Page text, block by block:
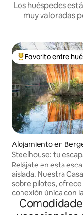
Los huéspedes
muy valoradas
Favorito entre
Favorito entre
Alojamiento en
Steelhouse: tu
al lago
Relájate en esta
aislada. Nuestra
sobre pilotes, ofrece
conexión única con
Relájate en la
tranquilo. En su